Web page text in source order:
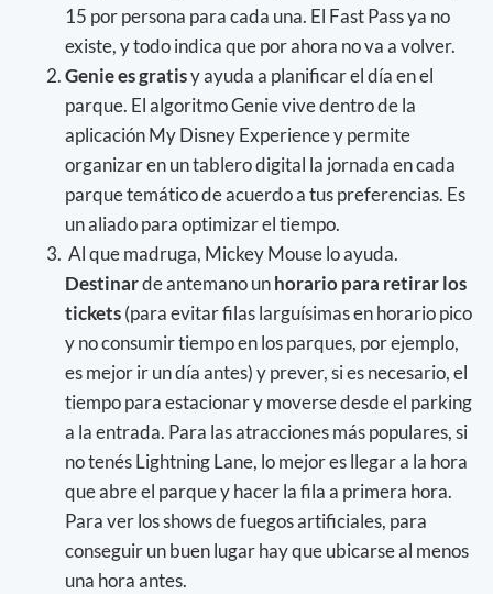
15 por persona para cada una. El Fast Pass ya no
existe, y todo indica que por ahora no va a volver.
Genie es gratisy ayuda a planificar el día en el
parque. El algoritmo Genie vive dentro de la
aplicación My Disney Experience y permite
organizar en un tablero digital la jornada en cada
parque temático de acuerdo a tus preferencias. Es
un aliado para optimizar el tiempo.
Al que madruga, Mickey Mouse lo ayuda.
Destinarde antemano unhorario para retirar los
tickets(para evitar filas larguísimas en horario pico
y no consumir tiempo en los parques, por ejemplo,
es mejor ir un día antes) y prever, si es necesario, el
tiempo para estacionar y moverse desde el parking
a la entrada. Para las atracciones más populares, si
no tenés Lightning Lane, lo mejor es llegar a la hora
que abre el parque y hacer la fila a primera hora.
Para ver los shows de fuegos artificiales, para
conseguir un buen lugar hay que ubicarse al menos
una hora antes.